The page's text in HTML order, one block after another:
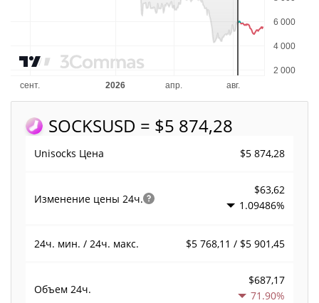
SOCKSUSD = $5 874,28
Unisocks Цена $5 874,28
Изменение цены 24ч.
$63,62
1.09486%
24ч. мин. / 24ч. макс. $5 768,11 / $5 901,45
Объем 24ч.
$687,17
71.90%